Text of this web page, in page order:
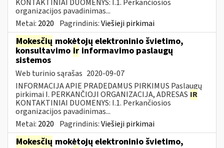
KONTAKTINIAI DUOMENYS: I.1. Perkančiosios
organizacijos pavadinimas...
Metai: 2020 Pagrindinis:Viešieji pirkimai
Mokesčių mokėtojų elektroninio švietimo,
konsultavimo ir informavimo paslaugų
sistemos
Web turinio sąrašas 2020-09-07
INFORMACIJA APIE PRADEDAMUS PIRKIMUS Paslaugų
pirkimai I. PERKANČIOJI ORGANIZACIJA, ADRESAS IR
KONTAKTINIAI DUOMENYS: I.1. Perkančiosios
organizacijos pavadinimas...
Metai: 2020 Pagrindinis:Viešieji pirkimai
Mokesčių mokėtojų elektroninio švietimo,